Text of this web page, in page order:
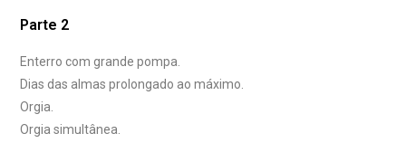
Parte 2
Enterro com grande pompa.
Dias das almas prolongado ao máximo.
Orgia.
Orgia simultânea.